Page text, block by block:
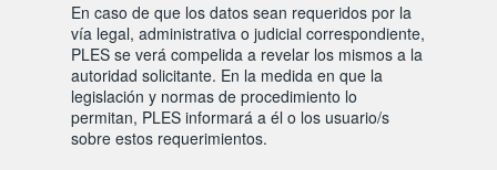
En caso de que los datos sean requeridos por la
vía legal, administrativa o judicial correspondiente,
PLES se verá compelida a revelar los mismos a la
autoridad solicitante. En la medida en que la
legislación y normas de procedimiento lo
permitan, PLES informará a él o los usuario/s
sobre estos requerimientos.